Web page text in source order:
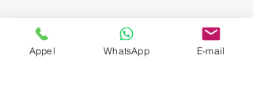
Appel WhatsApp E-mail